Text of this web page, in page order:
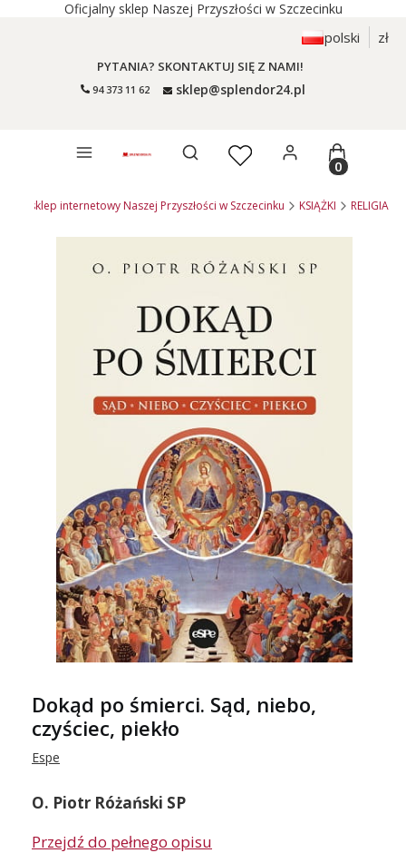
Oficjalny sklep Naszej Przyszłości w Szczecinku
polski zł
PYTANIA? SKONTAKTUJ SIĘ Z NAMI!
94 373 11 62 sklep@splendor24.pl
Otwórz wyszukiwarkęProdukty
- sklep internetowy Naszej Przyszłości w Szczecinku KSIĄŻKI RELIGIA
Dokąd po śmierci. Sąd, niebo,
czyściec, piekło
Espe
O. Piotr Różański SP
Przejdź do pełnego opisu